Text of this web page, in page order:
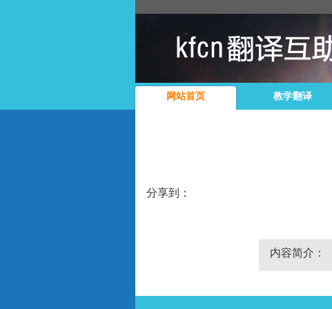
网站首页 教学翻译
分享到：
内容简介：